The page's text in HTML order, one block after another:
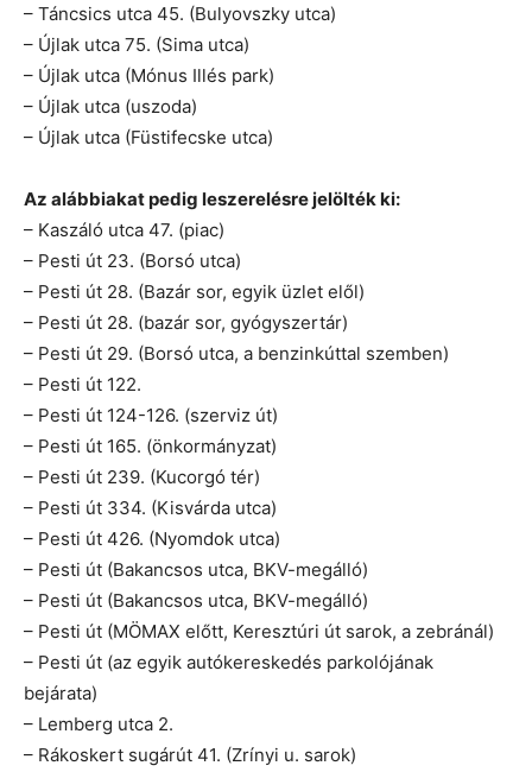
– Táncsics utca 45. (Bulyovszky utca)
– Újlak utca 75. (Sima utca)
– Újlak utca (Mónus Illés park)
– Újlak utca (uszoda)
– Újlak utca (Füstifecske utca)
Az alábbiakat pedig leszerelésre jelölték ki:
– Kaszáló utca 47. (piac)
– Pesti út 23. (Borsó utca)
– Pesti út 28. (Bazár sor, egyik üzlet elől)
– Pesti út 28. (bazár sor, gyógyszertár)
– Pesti út 29. (Borsó utca, a benzinkúttal szemben)
– Pesti út 122.
– Pesti út 124-126. (szerviz út)
– Pesti út 165. (önkormányzat)
– Pesti út 239. (Kucorgó tér)
– Pesti út 334. (Kisvárda utca)
– Pesti út 426. (Nyomdok utca)
– Pesti út (Bakancsos utca, BKV-megálló)
– Pesti út (Bakancsos utca, BKV-megálló)
– Pesti út (MÖMAX előtt, Keresztúri út sarok, a zebránál)
– Pesti út (az egyik autókereskedés parkolójának
bejárata)
– Lemberg utca 2.
– Rákoskert sugárút 41. (Zrínyi u. sarok)